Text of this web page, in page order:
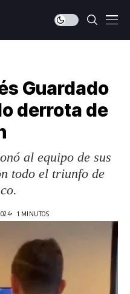
Guardado
derrota de
al equipo de sus
todo el triunfo de
1 MINUTOS